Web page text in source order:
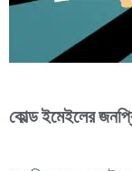
কোল্ড ইমেইলের